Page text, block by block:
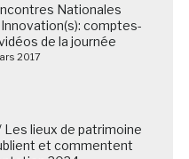
Nationales
comptes-
de la journée
2017
Les lieux de patrimoine
et commentent